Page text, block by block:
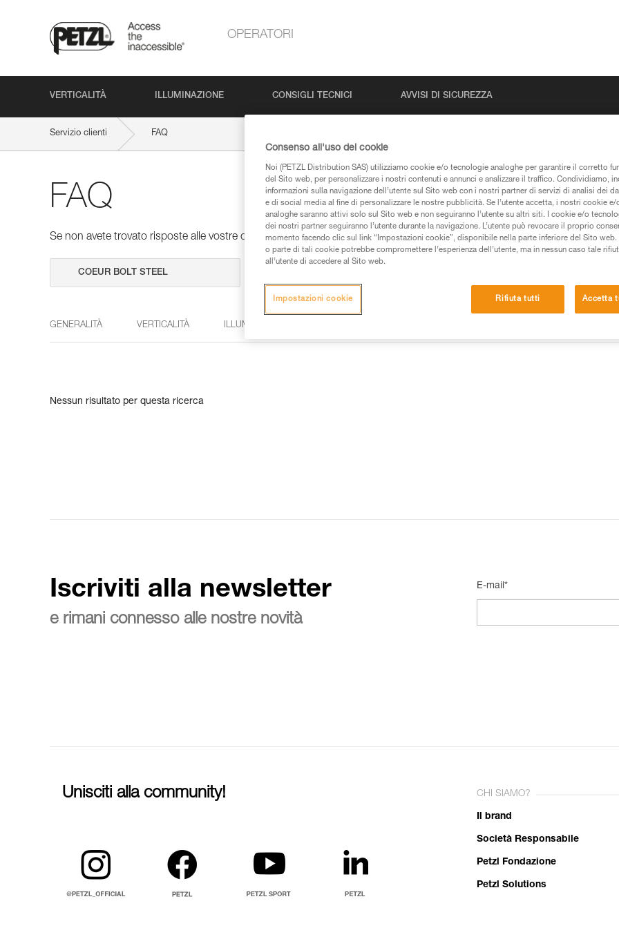
OPERATORI
VERTICALITÀ ILLUMINAZIONE CONSIGLI TECNICI AVVISI DI SICUREZZA
Servizio clienti FAQ
FAQ
Se non avete trovato risposte alle vostre domande nelle pagine prodotti e tecniche, le troverete qui.
GENERALITÀ VERTICALITÀ ILLUMINAZIONE
Nessun risultato per questa ricerca
Iscriviti alla newsletter
e rimani connesso alle nostre novità
E-mail*
Unisciti alla community! CHI SIAMO?
Il brand
Società Responsabile
Petzl Fondazione
Petzl Solutions
Consenso all'uso dei cookie
Noi (PETZL Distribution SAS) utilizziamo cookie e/o tecnologie analoghe per garantire il corretto
del Sito web, per personalizzare i nostri contenuti e annunci e analizzare il traffico. Condividiamo,
informazioni sulla navigazione dell’utente sul Sito web con i nostri partner di servizi di analisi dei
e di social media al fine di personalizzare le nostre pubblicità. Se l’utente accetta, i nostri cookie
analoghe saranno attivi solo sul Sito web e non seguiranno l’utente su altri siti. I cookie e/o
dei nostri partner seguiranno l’utente durante la navigazione. L’utente può revocare il proprio
momento facendo clic sul link “Impostazioni cookie”, disponibile nella parte inferiore del Sito
o parte di tali cookie potrebbe compromettere l’esperienza dell’utente, ma in nessun caso tale
all’utente di accedere al Sito web.
Rifiuta tutti Accetta
Impostazioni cookie